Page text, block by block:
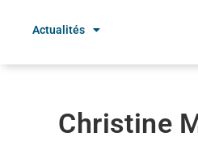
Actualités
Christine